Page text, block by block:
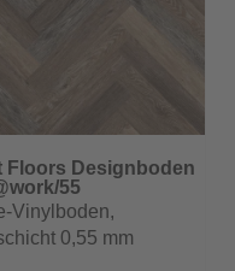
Floors Designboden
55
Vinylboden,
0,55 mm